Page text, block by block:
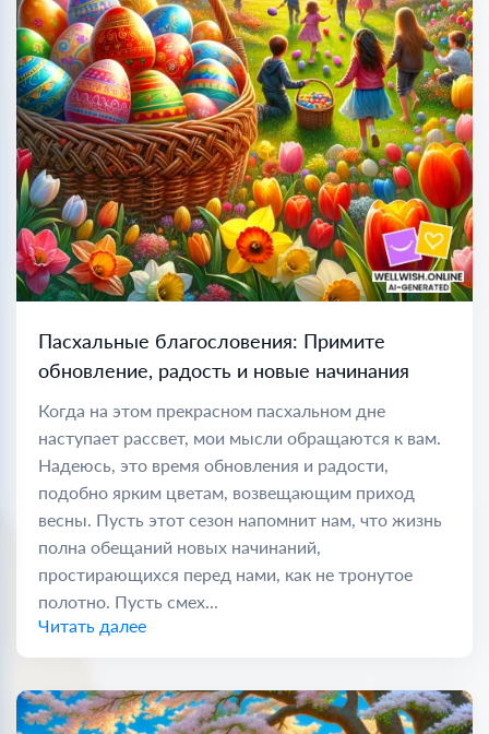
Пасхальные благословения: Примите
обновление, радость и новые начинания
Когда на этом прекрасном пасхальном дне
наступает рассвет, мои мысли обращаются к вам.
Надеюсь, это время обновления и радости,
подобно ярким цветам, возвещающим приход
весны. Пусть этот сезон напомнит нам, что жизнь
полна обещаний новых начинаний,
простирающихся перед нами, как не тронутое
полотно. Пусть смех...
Читать далее